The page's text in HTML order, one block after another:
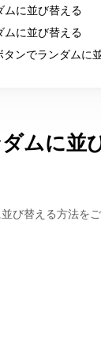
ムに並び替える
ムに並び替える
タンでランダムに
ムに並
び替える方法をご